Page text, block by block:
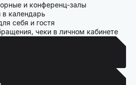
и конференц-залы
в календарь
себя и гостя
чеки в личном кабинете